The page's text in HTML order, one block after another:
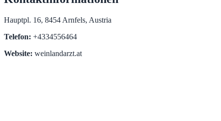
Hauptpl. 16, 8454 Arnfels, Austria
Telefon: +4334556464
Website: weinlandarzt.at